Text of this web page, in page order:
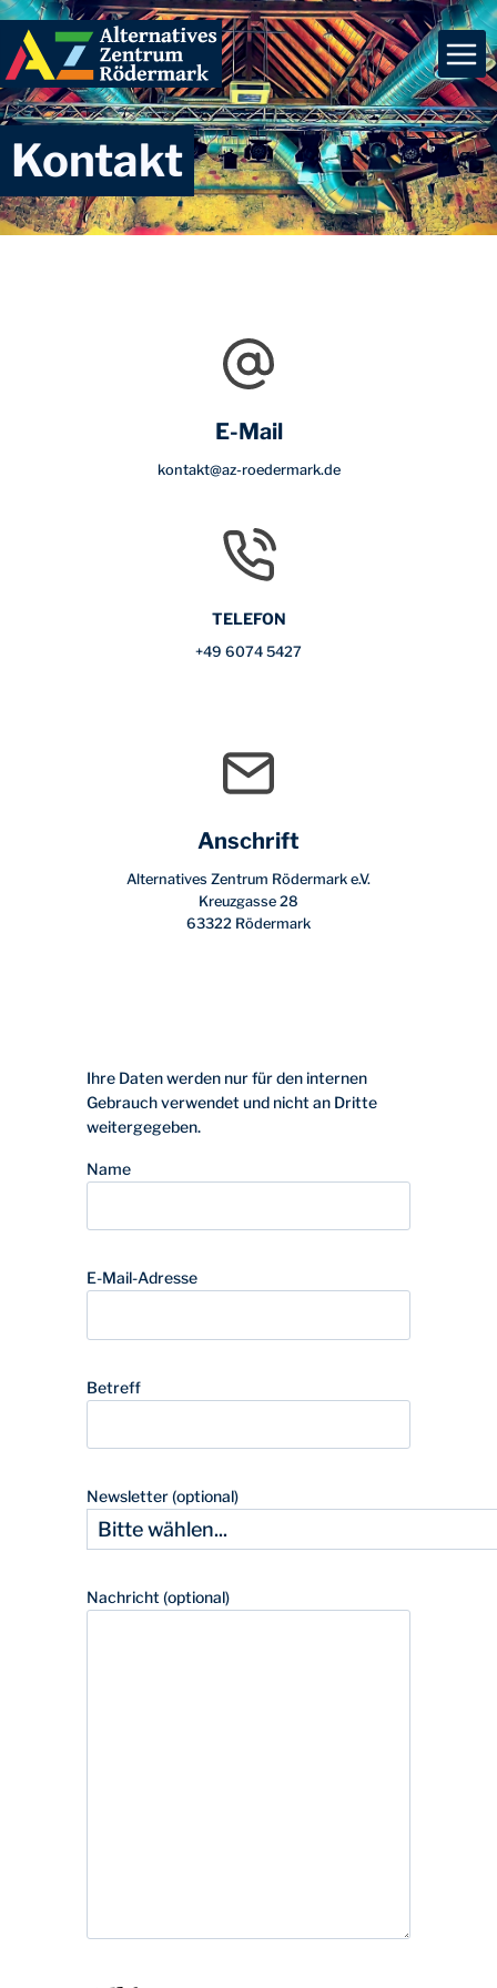
Zum
Inhalt
springen
Kontakt
E-Mail
kontakt@az-roedermark.de
TELEFON
+49 6074 5427
Anschrift
Alternatives Zentrum Rödermark e.V.
Kreuzgasse 28
63322 Rödermark
Ihre Daten werden nur für den internen
Gebrauch verwendet und nicht an Dritte
weitergegeben.
Name
E-Mail-Adresse
Betreff
Newsletter (optional)
Nachricht (optional)